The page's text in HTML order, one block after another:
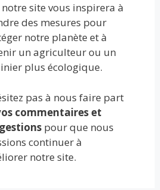
site vous inspirera à
des mesures pour
notre planète et à
un agriculteur ou un
plus écologique.
pas à nous faire part
commentaires et
pour que nous
continuer à
notre site.